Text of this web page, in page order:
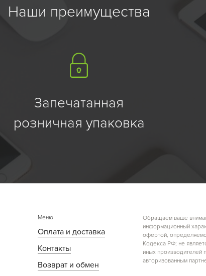
Наши преимущества
Запечатанная
розничная упаковка
Меню
Оплата и доставка
Контакты
Возврат и обмен
Обращаем ваше
информационный
офертой,
Кодекса РФ; не
иных производителей
авторизованным